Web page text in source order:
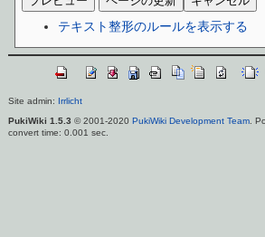
テキスト整形のルールを表示する
Site admin: Irrlicht
PukiWiki 1.5.3 © 2001-2020 PukiWiki Development Team.
convert time: 0.001 sec.